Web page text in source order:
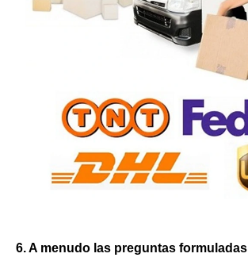
6. A menudo las preguntas formuladas